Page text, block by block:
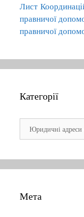
Лист
правничої
правничої
Категорії
а
е
р
Мета